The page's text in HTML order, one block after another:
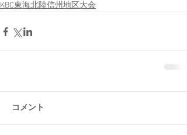
KBC東海北陸信州地区大会
コメント